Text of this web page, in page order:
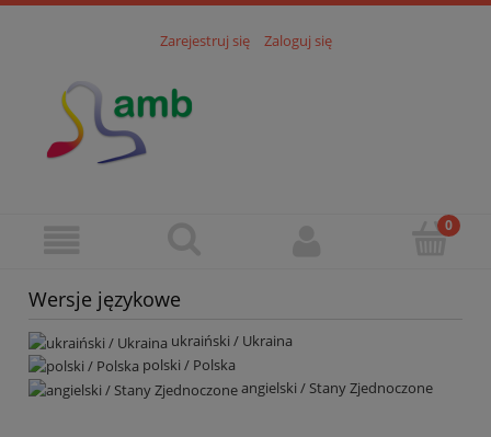
Zarejestruj się Zaloguj się
Wersje językowe
ukraiński / Ukraina
polski / Polska
angielski / Stany Zjednoczone